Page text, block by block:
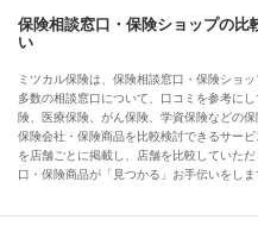
保険相談窓口・保険ショップの比
い
ミツカル保険は、保険相談窓口・保険ショ
多数の相談窓口について、口コミを参考に
険、医療保険、がん保険、学資保険などの
保険会社・保険商品を比較検討できるサー
を店舗ごとに掲載し、店舗を比較していた
口・保険商品が「見つかる」お手伝いをしま